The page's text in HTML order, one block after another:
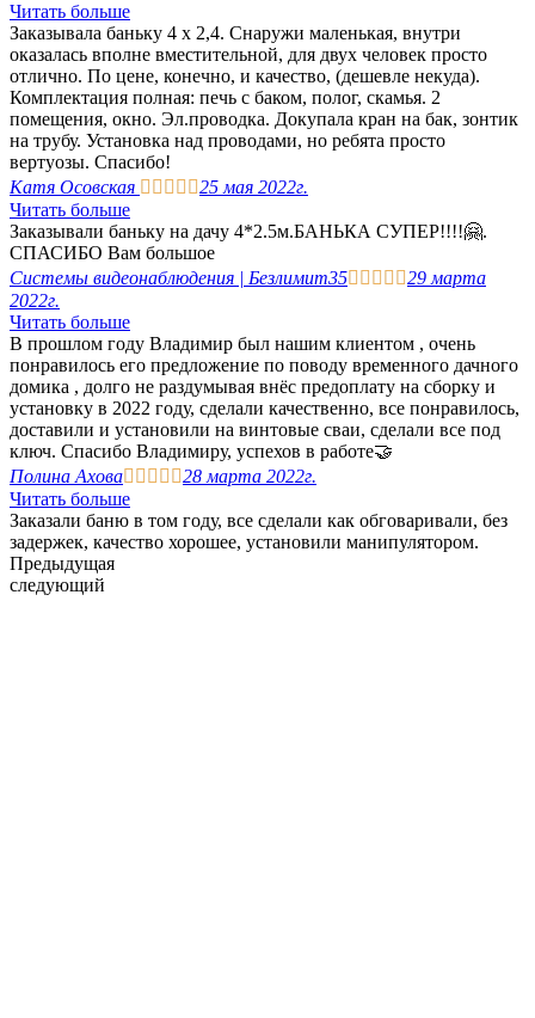
Читать больше
Заказывала баньку 4 х 2,4. Снаружи маленькая, внутри
оказалась вполне вместительной, для двух человек просто
отлично. По цене, конечно, и качество, (дешевле некуда).
Комплектация полная: печь с баком, полог, скамья. 2
помещения, окно. Эл.проводка. Докупала кран на бак, зонтик
на трубу. Установка над проводами, но ребята просто
вертуозы. Спасибо!
Катя Осовская     25 мая 2022г.
Читать больше
Заказывали баньку на дачу 4*2.5м.БАНЬКА СУПЕР!!!!🤗.
СПАСИБО Вам большое
Системы видеонаблюдения | Безлимит35    29 марта
2022г.
Читать больше
В прошлом году Владимир был нашим клиентом , очень
понравилось его предложение по поводу временного дачного
домика , долго не раздумывая внёс предоплату на сборку и
установку в 2022 году, сделали качественно, все понравилось,
доставили и установили на винтовые сваи, сделали все под
ключ. Спасибо Владимиру, успехов в работе🤝
Полина Ахова    28 марта 2022г.
Читать больше
Заказали баню в том году, все сделали как обговаривали, без
задержек, качество хорошее, установили манипулятором.
Предыдущая
следующий